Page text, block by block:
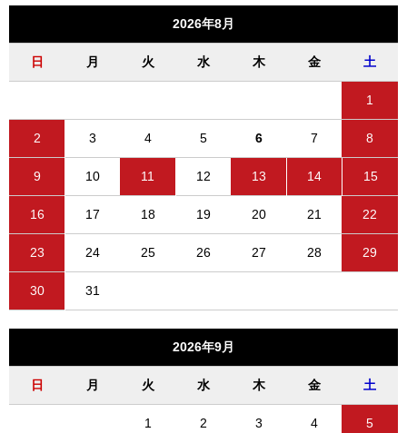
2026年8月
日 月 火 水 木 金 土
1
2 3 4 5 6 7 8
9 10 11 12 13 14 15
16 17 18 19 20 21 22
23 24 25 26 27 28 29
30 31
2026年9月
日 月 火 水 木 金 土
1 2 3 4 5